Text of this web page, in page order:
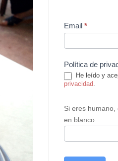
Email *
Política de
He leído y
privacidad.
Si eres
en blanco.